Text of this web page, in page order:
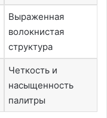
Выраженная
волокнистая
структура
Четкость и
насыщенность
палитры